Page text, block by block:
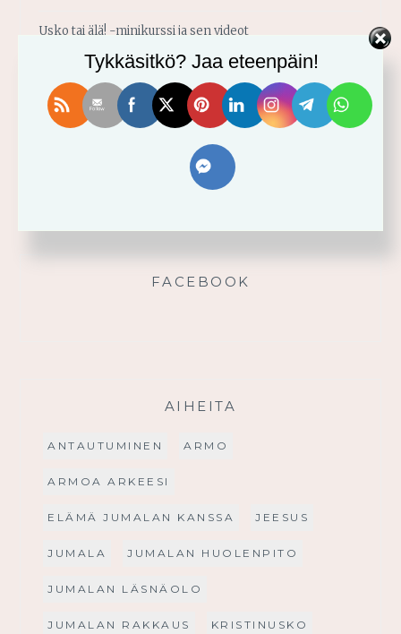
Usko tai älä! -minikurssi ja sen videot
Vahvistu armosta!
Älä yritä omin voimin
FACEBOOK
AIHEITA
ANTAUTUMINEN ARMO
ARMOA ARKEESI
ELÄMÄ JUMALAN KANSSA JEESUS
JUMALA JUMALAN HUOLENPITO
JUMALAN LÄSNÄOLO
JUMALAN RAKKAUS KRISTINUSKO
Tykkäsitkö? Jaa eteenpäin!